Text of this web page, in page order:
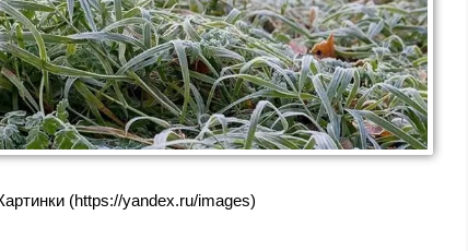
(https://yandex.ru/images)
Реклама. Самозанятая Салмашова